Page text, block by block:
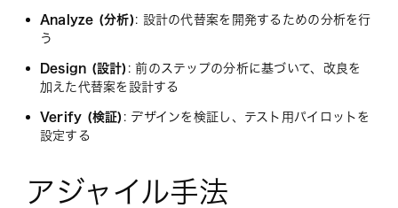
Analyze (分析) : 設計の代替案を開発するための分析を行
う
Design (設計) : 前のステップの分析に基づいて、改良を
加えた代替案を設計する
Verify (検証) : デザインを検証し、テスト用パイロットを
設定する
アジャイル手法